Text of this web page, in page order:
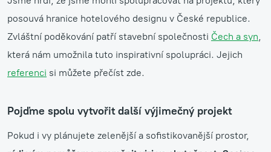
posouvá hranice hotelového designu v České republice.
Zvláštní poděkování patří stavební společnosti Čech a syn,
která nám umožnila tuto inspirativní spolupráci. Jejich
referenci si můžete přečíst zde.
Pojďme spolu vytvořit další výjimečný projekt
Pokud i vy plánujete zelenější a sofistikovanější prostor,